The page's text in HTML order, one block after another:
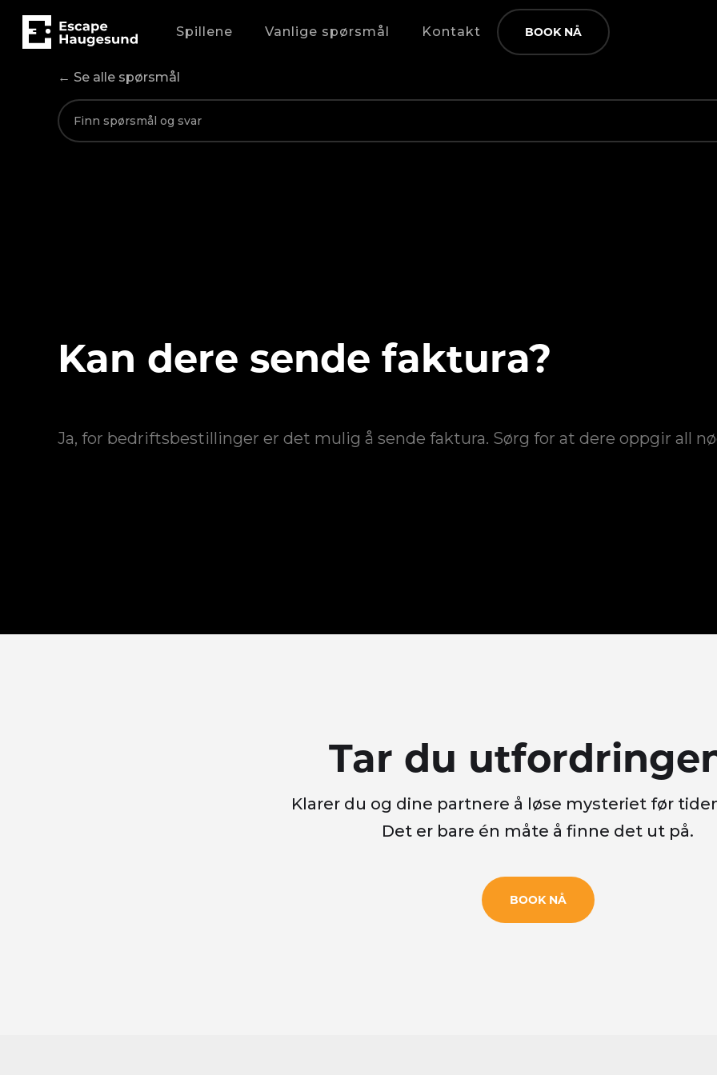
Spillene Vanlige spørsmål Kontakt BOOK NÅ
← Se alle spørsmål
Kan dere sende faktura?
Ja, for bedriftsbestillinger er det mulig å sende faktura. Sørg for at dere oppgir all
Tar du
Klarer du og dine partnere å løse mysteriet før
Det er bare én måte å finne det ut på.
BOOK NÅ